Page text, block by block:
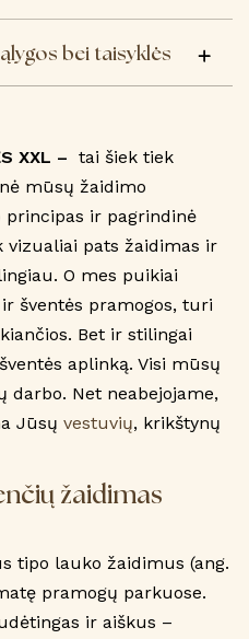
bei taisyklės
XXL – tai šiek tiek
mūsų žaidimo
principas ir pagrindinė
vizualiai pats žaidimas ir
O mes puikiai
šventės pramogos, turi
Bet ir stilingai
aplinką. Visi mūsų
darbo. Net neabejojame,
Jūsų vestuvių, krikštynų
žaidimas
tipo lauko žaidimus (ang.
pramogų parkuose.
ir aiškus –